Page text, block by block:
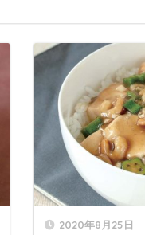
2020年8月25日